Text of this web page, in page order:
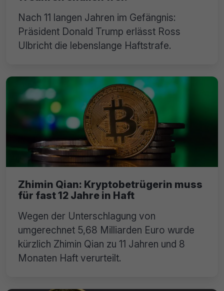
Nach 11 langen Jahren im Gefängnis:
Präsident Donald Trump erlässt Ross
Ulbricht die lebenslange Haftstrafe.
Zhimin Qian: Kryptobetrügerin muss
für fast 12 Jahre in Haft
Wegen der Unterschlagung von
umgerechnet 5,68 Milliarden Euro wurde
kürzlich Zhimin Qian zu 11 Jahren und 8
Monaten Haft verurteilt.